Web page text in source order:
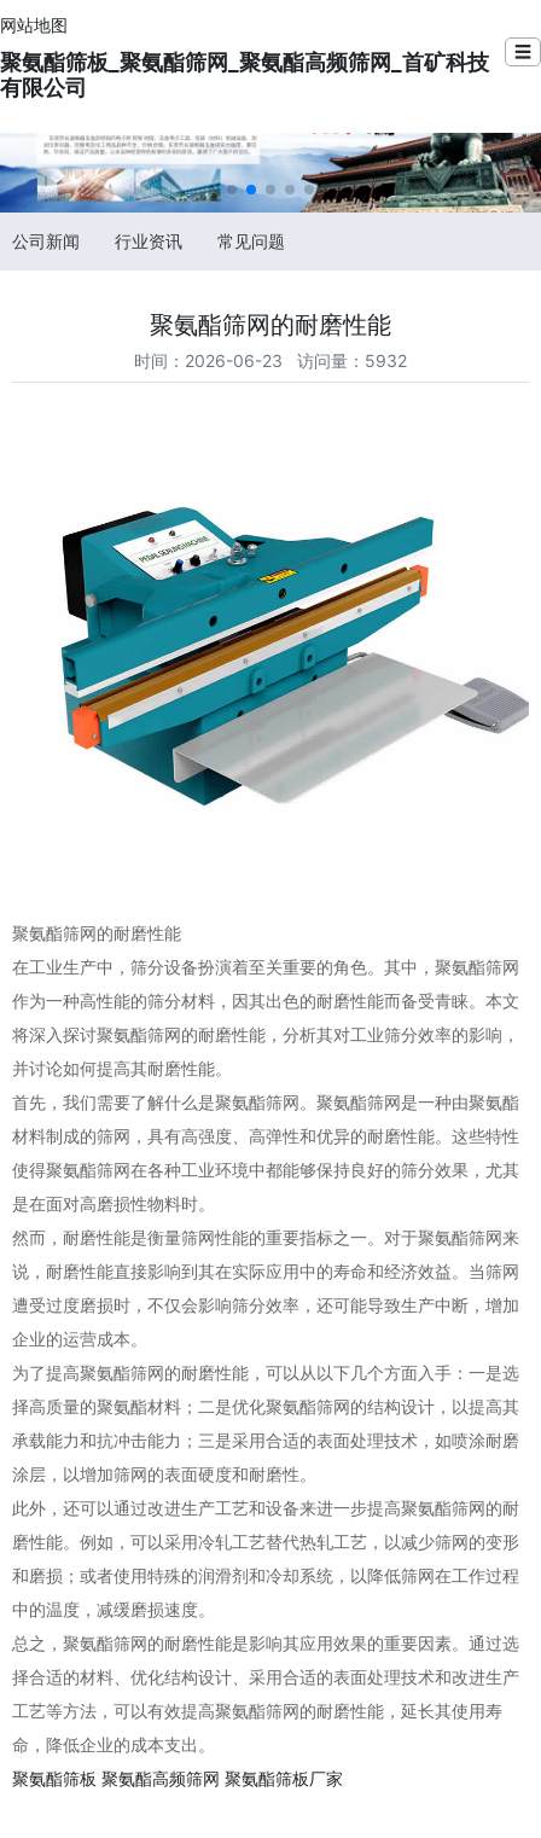
网站地图
聚氨酯筛板_聚氨酯筛网_聚氨酯高频筛网_首矿科技
有限公司
☰
公司新闻 行业资讯 常见问题
聚氨酯筛网的耐磨性能
时间：2026-06-23 访问量：5932
聚氨酯筛网的耐磨性能
在工业生产中，筛分设备扮演着至关重要的角色。其中，聚氨酯筛网
作为一种高性能的筛分材料，因其出色的耐磨性能而备受青睐。本文
将深入探讨聚氨酯筛网的耐磨性能，分析其对工业筛分效率的影响，
并讨论如何提高其耐磨性能。
首先，我们需要了解什么是聚氨酯筛网。聚氨酯筛网是一种由聚氨酯
材料制成的筛网，具有高强度、高弹性和优异的耐磨性能。这些特性
使得聚氨酯筛网在各种工业环境中都能够保持良好的筛分效果，尤其
是在面对高磨损性物料时。
然而，耐磨性能是衡量筛网性能的重要指标之一。对于聚氨酯筛网来
说，耐磨性能直接影响到其在实际应用中的寿命和经济效益。当筛网
遭受过度磨损时，不仅会影响筛分效率，还可能导致生产中断，增加
企业的运营成本。
为了提高聚氨酯筛网的耐磨性能，可以从以下几个方面入手：一是选
择高质量的聚氨酯材料；二是优化聚氨酯筛网的结构设计，以提高其
承载能力和抗冲击能力；三是采用合适的表面处理技术，如喷涂耐磨
涂层，以增加筛网的表面硬度和耐磨性。
此外，还可以通过改进生产工艺和设备来进一步提高聚氨酯筛网的耐
磨性能。例如，可以采用冷轧工艺替代热轧工艺，以减少筛网的变形
和磨损；或者使用特殊的润滑剂和冷却系统，以降低筛网在工作过程
中的温度，减缓磨损速度。
总之，聚氨酯筛网的耐磨性能是影响其应用效果的重要因素。通过选
择合适的材料、优化结构设计、采用合适的表面处理技术和改进生产
工艺等方法，可以有效提高聚氨酯筛网的耐磨性能，延长其使用寿
命，降低企业的成本支出。
聚氨酯筛板 聚氨酯高频筛网 聚氨酯筛板厂家